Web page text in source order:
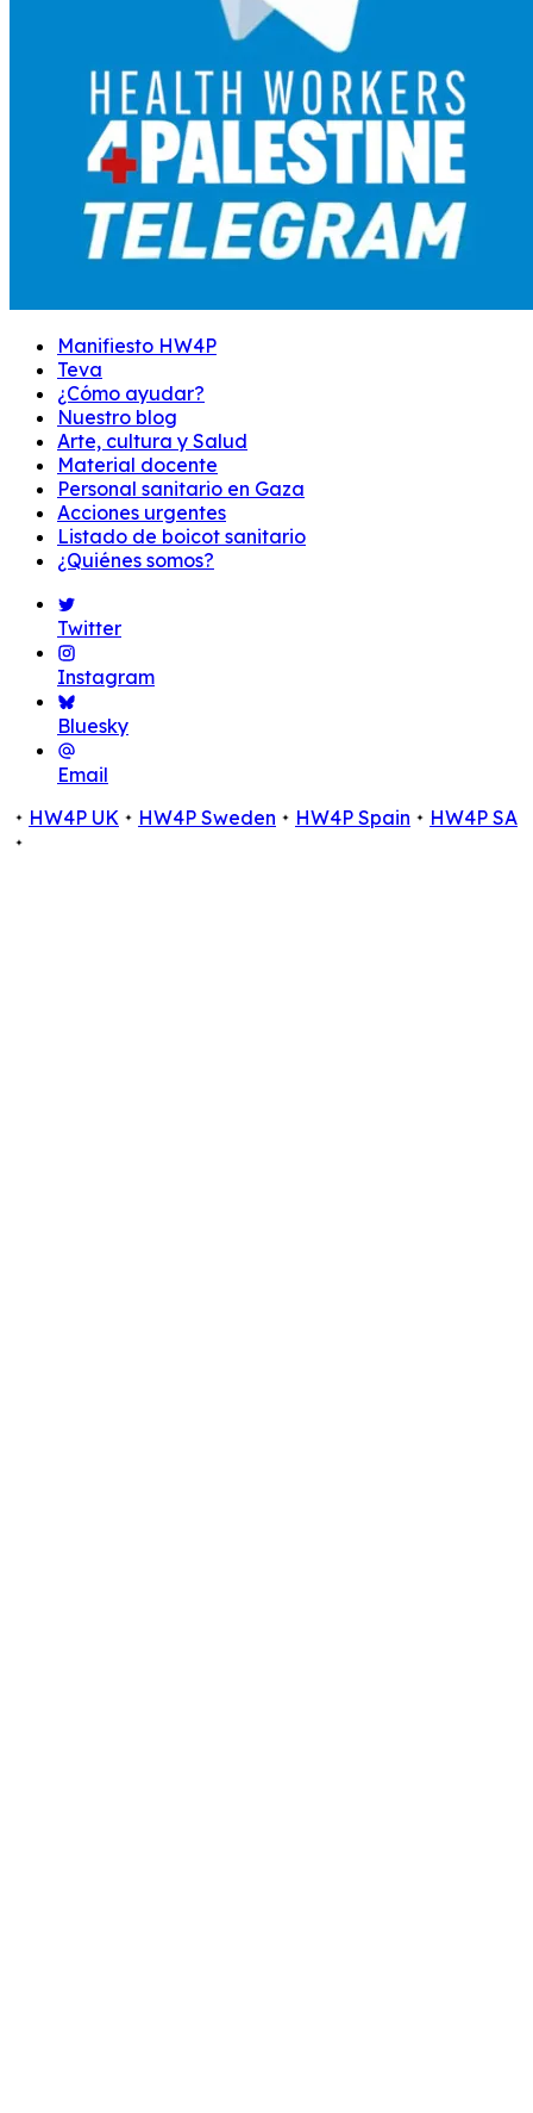
Manifiesto HW4P
Teva
¿Cómo ayudar?
Nuestro blog
Arte, cultura y Salud
Material docente
Personal sanitario en Gaza
Acciones urgentes
Listado de boicot sanitario
¿Quiénes somos?
Twitter
Instagram
Bluesky
Email
HW4P UK
HW4P Sweden HW4P Spain HW4P SA